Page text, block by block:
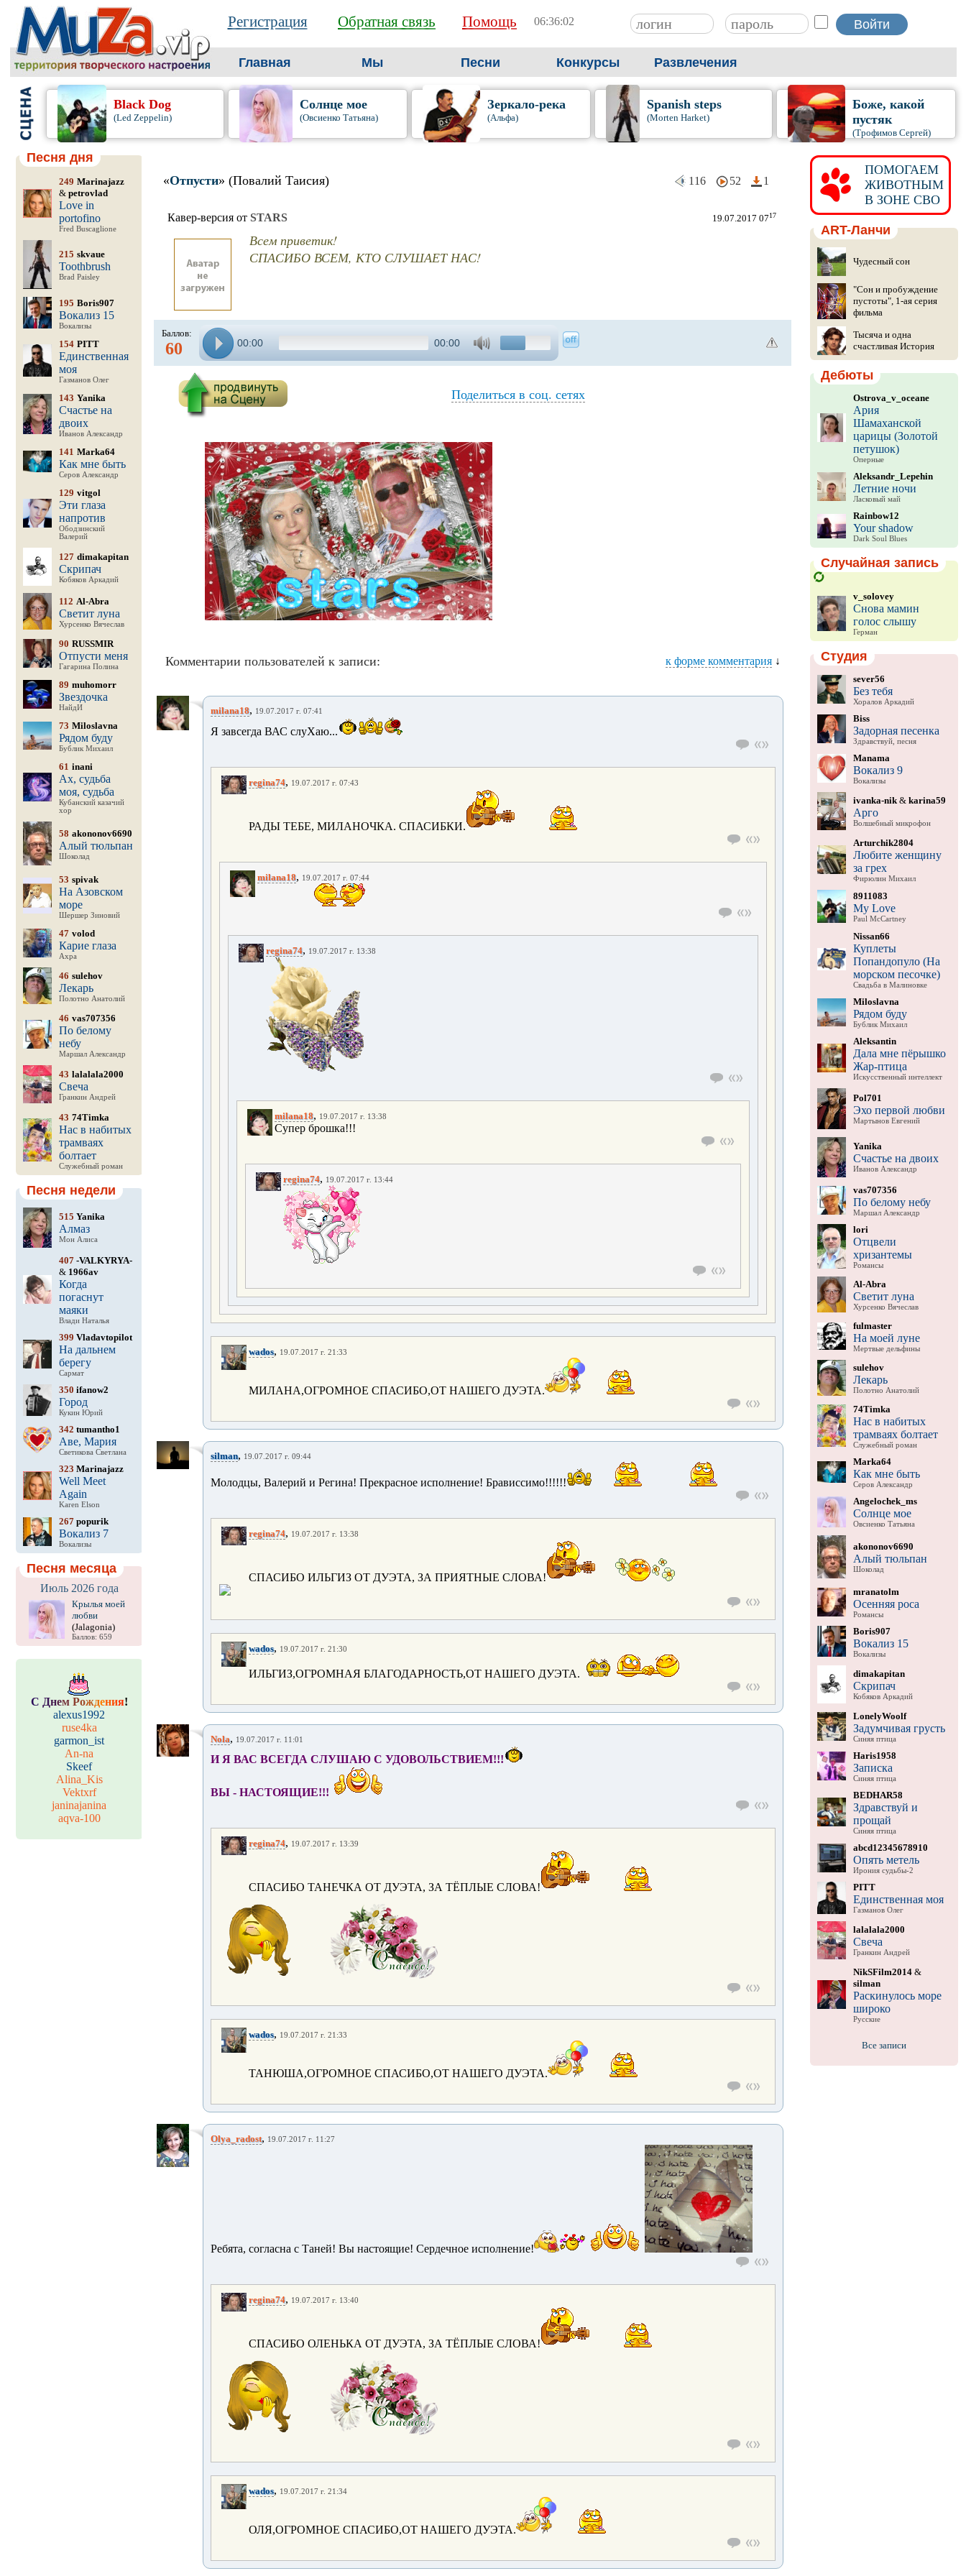
Регистрация Обратная связь Помощь 06:36:03
Главная Мы Песни Конкурсы Развлечения
Black Dog
(Led Zeppelin)
Солнце мое
(Овсиенко Татьяна)
Зеркало-река
(Альфа)
Spanish steps
(Morten Harket)
Боже, какой
пустяк
(Трофимов Сергей)
Песня дня
249 Marinajazz
& petrovlad
Love in
portofino
Fred Buscaglione
215 skvaue
Toothbrush
Brad Paisley
195 Boris907
Вокализ 15
Вокализы
154 PITT
Единственная
моя
Газманов Олег
143 Yanika
Счастье на
двоих
Иванов Александр
141 Marka64
Как мне быть
Серов Александр
129 vitgol
Эти глаза
напротив
Ободзинский
Валерий
127 dimakapitan
Скрипач
Кобяков Аркадий
112 Al-Abra
Светит луна
Хурсенко Вячеслав
90 RUSSMIR
Отпусти меня
Гагарина Полина
89 muhomorr
Звездочка
НайдИ
73 Miloslavna
Рядом буду
Бублик Михаил
61 inani
Ах, судьба
моя, судьба
Кубанский казачий
хор
58 akononov6690
Алый тюльпан
Шоколад
53 spivak
На Азовском
море
Шершер Зиновий
47 volod
Карие глаза
Ахра
46 sulehov
Лекарь
Полотно Анатолий
46 vas707356
По белому
небу
Маршал Александр
43 lalalala2000
Свеча
Гранкин Андрей
43 74Timka
Нас в набитых
трамваях
болтает
Служебный роман
Песня недели
515 Yanika
Алмаз
Мон Алиса
407-VALKYRYA-
& 1966av
Когда
погаснут
маяки
Влади Наталья
399 Vladavtopilot
На дальнем
берегу
Сармат
350 ifanow2
Город
Кукин Юрий
342 tumantho1
Аве, Мария
Светикова Светлана
323 Marinajazz
Well Meet
Again
Karen Elson
267popurik
Вокализ 7
Вокализы
Песня месяца
Июль 2026 года
Крылья моей
любви
(Jalagonia)
Баллов: 659
С Днем Рождения!
alexus1992
ruse4ka
garmon_ist
An-na
Skeef
Alina_Kis
Vektxrf
janinajanina
aqva-100
«Отпусти» (Повалий Таисия) 116 52 1
Кавер-версия от STARS 19.07.2017 0717
Всем приветик!
СПАСИБО ВСЕМ, КТО СЛУШАЕТ НАС!
Баллов:
60 00:00 00:00
Поделиться в соц. сетях
Комментарии пользователей к записи: к форме комментария↓
milana18, 19.07.2017 г. 07:41
Я завсегда ВАС слуХаю...
regina74, 19.07.2017 г. 07:43
РАДЫ ТЕБЕ, МИЛАНОЧКА. СПАСИБКИ.
milana18, 19.07.2017 г. 07:44
regina74, 19.07.2017 г. 13:38
milana18, 19.07.2017 г. 13:38
Супер брошка!!!
regina74, 19.07.2017 г. 13:44
wados, 19.07.2017 г. 21:33
МИЛАНА,ОГРОМНОЕ СПАСИБО,ОТ НАШЕГО ДУЭТА.
silman, 19.07.2017 г. 09:44
Молодцы, Валерий и Регина! Прекрасное исполнение! Брависсимо!!!!!!
regina74, 19.07.2017 г. 13:38
СПАСИБО ИЛЬГИЗ ОТ ДУЭТА, ЗА ПРИЯТНЫЕ СЛОВА!
wados, 19.07.2017 г. 21:30
ИЛЬГИЗ,ОГРОМНАЯ БЛАГОДАРНОСТЬ,ОТ НАШЕГО ДУЭТА.
Nola, 19.07.2017 г. 11:01
И Я ВАС ВСЕГДА СЛУШАЮ С УДОВОЛЬСТВИЕМ!!!
ВЫ - НАСТОЯЩИЕ!!!
regina74, 19.07.2017 г. 13:39
СПАСИБО ТАНЕЧКА ОТ ДУЭТА, ЗА ТЁПЛЫЕ СЛОВА!
wados, 19.07.2017 г. 21:33
ТАНЮША,ОГРОМНОЕ СПАСИБО,ОТ НАШЕГО ДУЭТА.
Olya_radost, 19.07.2017 г. 11:27
Ребята, согласна с Таней! Вы настоящие! Сердечное исполнение!
regina74, 19.07.2017 г. 13:40
СПАСИБО ОЛЕНЬКА ОТ ДУЭТА, ЗА ТЁПЛЫЕ СЛОВА!
wados, 19.07.2017 г. 21:34
ОЛЯ,ОГРОМНОЕ СПАСИБО,ОТ НАШЕГО ДУЭТА.
ПОМОГАЕМ
ЖИВОТНЫМ
В ЗОНЕ СВО
ART-Ланчи
Чудесный сон
"Сон и пробуждение
пустоты", 1-ая серия
фильма
Тысяча и одна
счастливая История
Дебюты
Ostrova_v_oceane
Ария
Шамаханской
царицы (Золотой
петушок)
Оперные
Aleksandr_Lepehin
Летние ночи
Ласковый май
Rainbow12
Your shadow
Dark Soul Blues
Случайная запись
v_solovey
Снова мамин
голос слышу
Герман
Студия
sever56
Без тебя
Хоралов Аркадий
Biss
Задорная песенка
Здравствуй, песня
Manama
Вокализ 9
Вокализы
ivanka-nik& karina59
Арго
Волшебный микрофон
Arturchik2804
Любите женщину
за грех
Фирюлин Михаил
8911083
My Love
Paul McCartney
Nissan66
Куплеты
Попандопуло (На
морском песочке)
Свадьба в Малиновке
Miloslavna
Рядом буду
Бублик Михаил
Aleksantin
Дала мне пёрышко
Жар-птица
Искусственный интеллект
Pol701
Эхо первой любви
Мартынов Евгений
Yanika
Счастье на двоих
Иванов Александр
vas707356
По белому небу
Маршал Александр
lori
Отцвели
хризантемы
Романсы
Al-Abra
Светит луна
Хурсенко Вячеслав
fulmaster
На моей луне
Мертвые дельфины
sulehov
Лекарь
Полотно Анатолий
74Timka
Нас в набитых
трамваях болтает
Служебный роман
Marka64
Как мне быть
Серов Александр
Angelochek_ms
Солнце мое
Овсиенко Татьяна
akononov6690
Алый тюльпан
Шоколад
mranatolm
Осенняя роса
Романсы
Boris907
Вокализ 15
Вокализы
dimakapitan
Скрипач
Кобяков Аркадий
LonelyWoolf
Задумчивая грусть
Синяя птица
Haris1958
Записка
Синяя птица
BEDHAR58
Здравствуй и
прощай
Синяя птица
abcd12345678910
Опять метель
Ирония судьбы-2
PITT
Единственная моя
Газманов Олег
lalalala2000
Свеча
Гранкин Андрей
NikSFilm2014&
silman
Раскинулось море
широко
Русские
Все записи